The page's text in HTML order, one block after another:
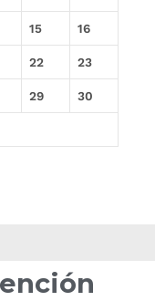
15 16
22 23
29 30